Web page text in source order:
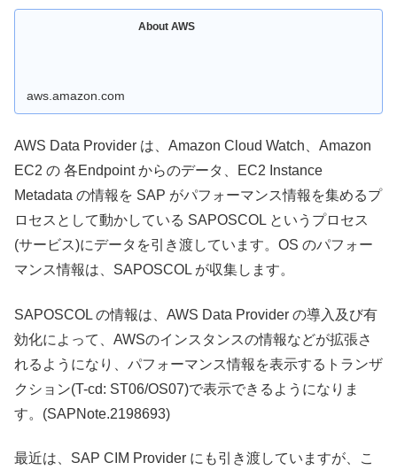
About AWS
aws.amazon.com
AWS Data Provider は、Amazon Cloud Watch、Amazon
EC2 の 各Endpoint からのデータ、EC2 Instance
Metadata の情報を SAP がパフォーマンス情報を集めるプ
ロセスとして動かしている SAPOSCOL というプロセス
(サービス)にデータを引き渡しています。OS のパフォー
マンス情報は、SAPOSCOL が収集します。
SAPOSCOL の情報は、AWS Data Provider の導入及び有
効化によって、AWSのインスタンスの情報などが拡張さ
れるようになり、パフォーマンス情報を表示するトランザ
クション(T-cd: ST06/OS07)で表示できるようになりま
す。(SAPNote.2198693)
最近は、SAP CIM Provider にも引き渡していますが、こ